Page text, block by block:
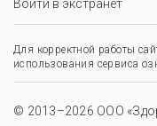
Войти в экстранет
Для корректной работы
использования сервиса
© 2013–2026 ООО